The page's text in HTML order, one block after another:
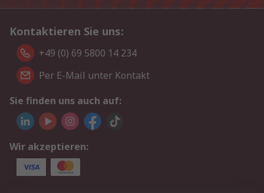
Kontaktieren Sie uns:
+49 (0) 69 5800 14 234
Per E-Mail unter Kontakt
Sie finden uns auch auf:
Wir akzeptieren: